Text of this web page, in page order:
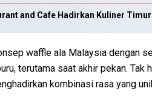
and Cafe Hadirkan Kuliner
waffle ala Malaysia dengan
terutama saat akhir pekan.
kombinasi rasa yang